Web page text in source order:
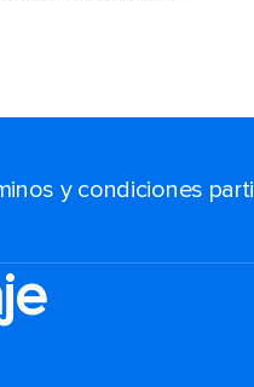
y condiciones